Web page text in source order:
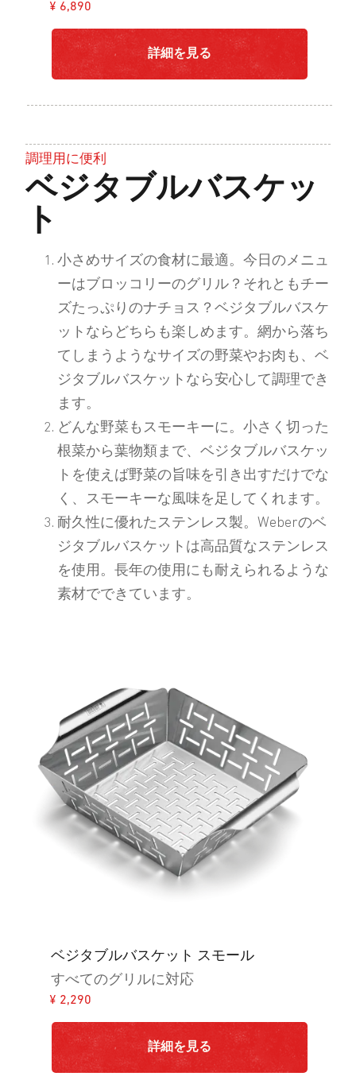
¥ 6,890
詳細を見る
調理用に便利
ベジタブルバスケッ
ト
小さめサイズの食材に最適。 今日のメニュ
ーはブロッコリーのグリル？それともチー
ズたっぷりのナチョス？ベジタブルバスケ
ットならどちらも楽しめます。網から落ち
てしまうようなサイズの野菜やお肉も、ベ
ジタブルバスケットなら安心して調理でき
ます。
どんな野菜もスモーキーに。 小さく切った
根菜から葉物類まで、ベジタブルバスケッ
トを使えば野菜の旨味を引き出すだけでな
く、スモーキーな風味を足してくれます。
耐久性に優れたステンレス製。 Weberのベ
ジタブルバスケットは高品質なステンレス
を使用。長年の使用にも耐えられるような
素材でできています。
ベジタブルバスケット スモール
すべてのグリルに対応
¥ 2,290
詳細を見る